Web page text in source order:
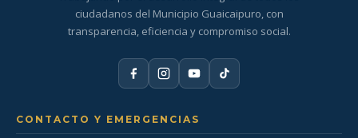
ciudadanos del Municipio Guaicaipuro, con
transparencia, eficiencia y compromiso social.
CONTACTO Y EMERGENCIAS